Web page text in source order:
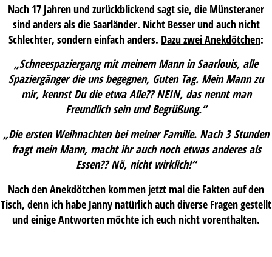
Nach 17 Jahren und zurückblickend sagt sie, die Münsteraner
sind anders als die Saarländer. Nicht Besser und auch nicht
Schlechter, sondern einfach anders. Dazu zwei Anekdötchen:
„Schneespaziergang mit meinem Mann in Saarlouis, alle
Spaziergänger die uns begegnen, Guten Tag. Mein Mann zu
mir, kennst Du die etwa Alle?? NEIN, das nennt man
Freundlich sein und Begrüßung.“
„Die ersten Weihnachten bei meiner Familie. Nach 3 Stunden
fragt mein Mann, macht ihr auch noch etwas anderes als
Essen?? Nö, nicht wirklich!“
Nach den Anekdötchen kommen jetzt mal die Fakten auf den
Tisch, denn ich habe Janny natürlich auch diverse Fragen gestellt
und einige Antworten möchte ich euch nicht vorenthalten.